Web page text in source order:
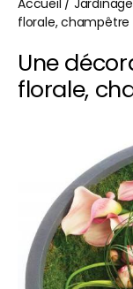
Accueil / Jardinage
florale,
Une
florale,